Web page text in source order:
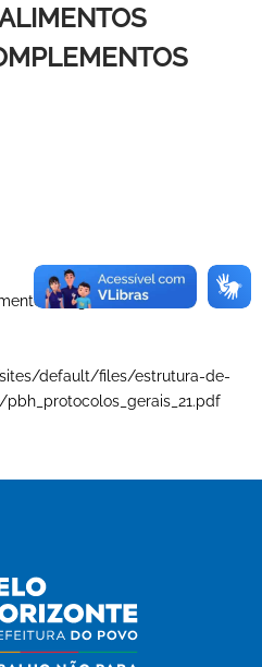
(Long)
default/files/estrutura-de-